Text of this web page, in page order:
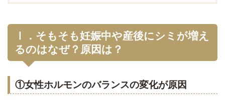
Ⅰ．そもそも妊娠中や産後にシミが増え
るのはなぜ？原因は？
①女性ホルモンのバランスの変化が原因